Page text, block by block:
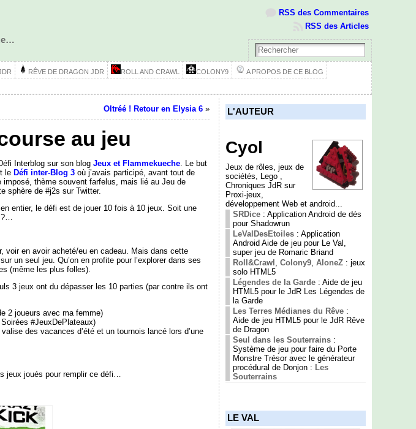
RSS des Commentaires
RSS des Articles
RÊVE DE DRAGON JDR ROLL AND CRAWL COLONY9 A PROPOS DE CE BLOG
Oltréé ! Retour en Elysia 6»
au jeu
Interblog sur son blog Jeux et Flammekueche. Le but
le Défi inter-Blog 3où j’avais participé, avant tout de
thème souvent farfelus, mais lié au Jeu de
sphère de #j2s sur Twitter.
entier, le défi est de jouer 10 fois à 10 jeux. Soit une
voir en avoir acheté/eu en cadeau. Mais dans cette
un seul jeu. Qu’on en profite pour l’explorer dans ses
(même les plus folles).
3 jeux ont du dépasser les 10 parties (par contre ils ont
2 joueurs avec ma femme)
#JeuxDePlateaux)
des vacances d’été et un tournois lancé lors d’une
jeux joués pour remplir ce défi…
L'AUTEUR
Cyol
Jeux de rôles, jeux de
sociétés, Lego ,
Chroniques JdR sur
Proxi-jeux,
développement Web et android...
SRDice : Application Android de dés
pour Shadowrun
LeValDesEtoiles: Application
Android Aide de jeu pour Le Val,
super jeu de Romaric Briand
Roll&Crawl Colony9, AloneZ: jeux
solo HTML5
Légendes de la Garde: Aide de jeu
HTML5 pour le JdR Les Légendes de
la Garde
Les Terres Médianes du Rêve:
Aide de jeu HTML5 pour le JdR Rêve
de Dragon
Seul dans les Souterrains:
Système de jeu pour faire du Porte
Monstre Trésor avec le générateur
procédural de Donjon : Les
Souterrains
LE VAL